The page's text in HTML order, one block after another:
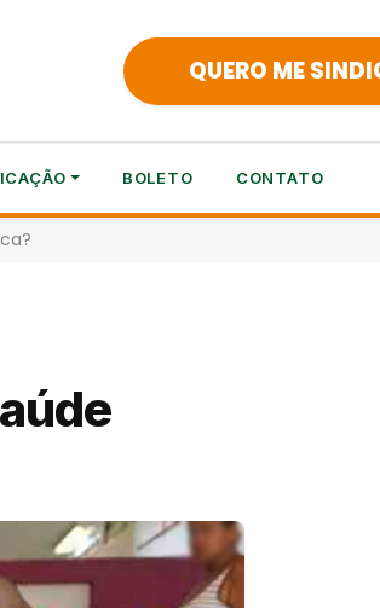
QUERO ME
BOLETO CONTATO